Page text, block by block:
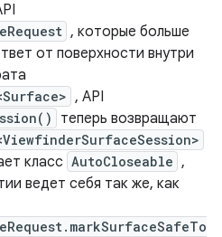
, которые больше
от поверхности внутри
, API
теперь возвращают
класс AutoCloseable ,
ведет себя так же, как